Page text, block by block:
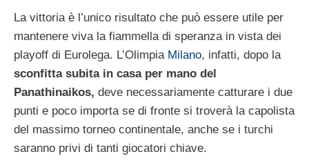
La vittoria è l’unico risultato che può essere utile per
mantenere viva la fiammella di speranza in vista dei
playoff di Eurolega. L’Olimpia Milano, infatti, dopo la
sconfitta subita in casa per mano del
Panathinaikos, deve necessariamente catturare i due
punti e poco importa se di fronte si troverà la capolista
del massimo torneo continentale, anche se i turchi
saranno privi di tanti giocatori chiave.